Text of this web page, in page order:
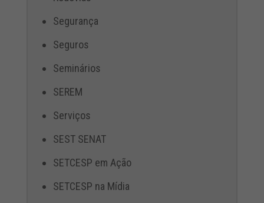
Segurança
Seguros
Seminários
SEREM
Serviços
SEST SENAT
SETCESP em Ação
SETCESP na Mídia